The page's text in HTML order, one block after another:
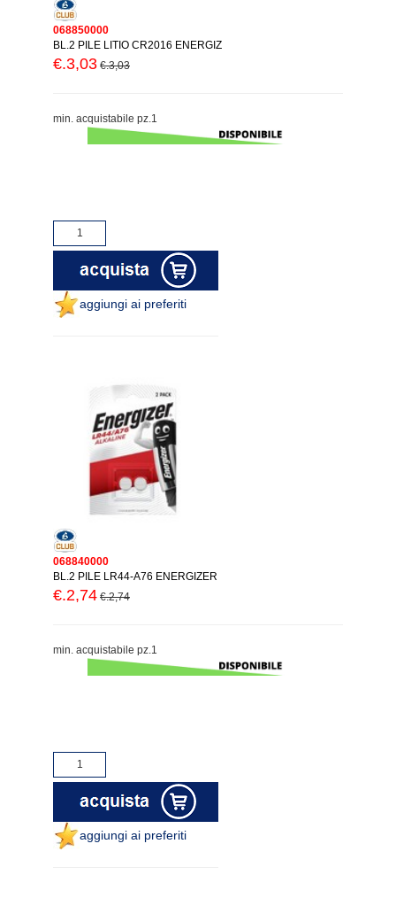
068850000
BL.2 PILE LITIO CR2016 ENERGIZ
€.3,03 €.3,03
min. acquistabile pz.1
aggiungi ai preferiti
068840000
BL.2 PILE LR44-A76 ENERGIZER
€.2,74 €.2,74
min. acquistabile pz.1
aggiungi ai preferiti